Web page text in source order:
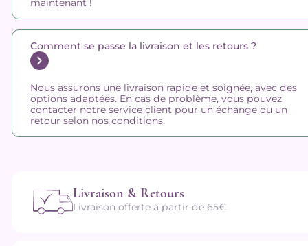
maintenant !
Comment se passe la livraison et les retours ?
Nous assurons une livraison rapide et soignée, avec des
options adaptées. En cas de problème, vous pouvez
contacter notre service client pour un échange ou un
retour selon nos conditions.
Livraison & Retours
Livraison offerte à partir de 65€